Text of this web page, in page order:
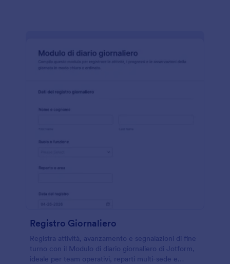
Registro Giornaliero
Registra attività, avanzamento e segnalazioni di fine
turno con il Modulo di diario giornaliero di Jotform,
ideale per team operativi, reparti multi-sede e